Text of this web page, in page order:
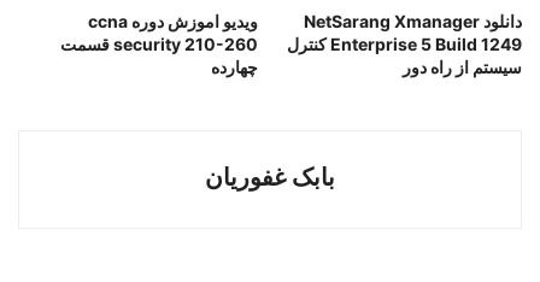
ویدیو اموزش دوره ccna
security 210-260 قسمت
چهارده
دانلود NetSarang Xmanager
Enterprise 5 Build 1249 کنترل
سیستم از راه دور
بابک غفوریان